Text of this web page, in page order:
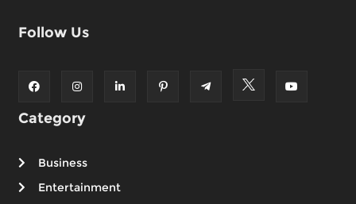
Follow Us
Category
Business
Entertainment